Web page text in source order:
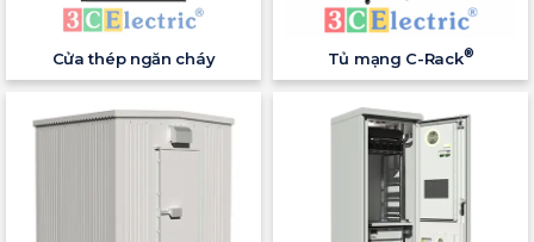
Cửa thép ngăn cháy Tủ mạng C-Rack®